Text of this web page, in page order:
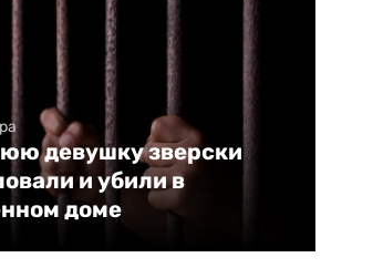
девушку зверски
и убили в
доме